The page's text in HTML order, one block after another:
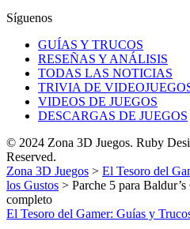
Síguenos
GUÍAS Y TRUCOS
RESEÑAS Y ANÁLISIS
TODAS LAS NOTICIAS
TRIVIA DE
VIDEOS DE JUEGOS
DESCARGAS DE JUEGOS
© 2024 Zona 3D Juegos. Ruby
Reserved.
Zona 3D Juegos > El Tesoro del
los Gustos > Parche 5 para
completo
El Tesoro del Gamer: Guías y